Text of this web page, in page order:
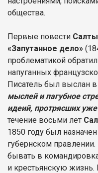
общества.
Первые повести
«Запутанное дело»
проблематикой
напуганных
Писатель был выслан в
мыслей и пагубное
идеий, протрясших
течение восьми лет
1850 году был
губернском
бывать в
и крестьянскую жизнь.